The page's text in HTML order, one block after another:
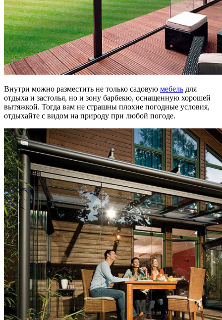
Внутри можно разместить не только садовую мебель для
отдыха и застолья, но и зону барбекю, оснащенную хорошей
вытяжкой. Тогда вам не страшны плохие погодные условия,
отдыхайте с видом на природу при любой погоде.